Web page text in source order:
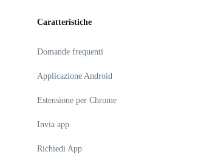
Caratteristiche
Domande frequenti
Applicazione Android
Estensione per Chrome
Invia app
Richiedi App